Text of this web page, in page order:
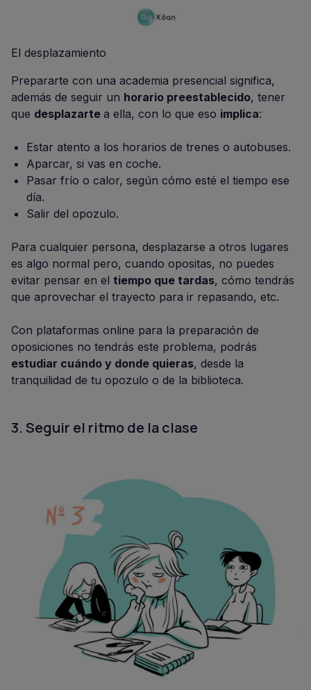
El desplazamiento
Prepararte con una academia presencial significa,
además de seguir un horario preestablecido, tener
que desplazarte a ella, con lo que eso implica:
Estar atento a los horarios de trenes o autobuses.
Aparcar, si vas en coche.
Pasar frío o calor, según cómo esté el tiempo ese
día.
Salir del opozulo.
Para cualquier persona, desplazarse a otros lugares
es algo normal pero, cuando opositas, no puedes
evitar pensar en el tiempo que tardas, cómo tendrás
que aprovechar el trayecto para ir repasando, etc.
Con plataformas online para la preparación de
oposiciones no tendrás este problema, podrás
estudiar cuándo y donde quieras, desde la
tranquilidad de tu opozulo o de la biblioteca.
3. Seguir el ritmo de la clase